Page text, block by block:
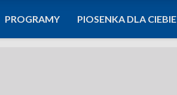
PROGRAMY PIOSENKA DLA CIEBIE